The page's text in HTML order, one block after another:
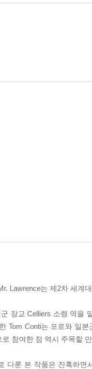
Lawrence는 제2차 세계
장교 Celliers 소령 역을
Tom Conti는 포로와 일
참여한 점 역시 주목할
다룬 본 작품은 잔혹하